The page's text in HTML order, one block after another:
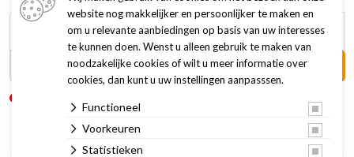
16,95
14,41
In winkelwagen +
website nog makkelijker en persoonlijker te maken en
om u relevante aanbiedingen op basis van uw interesses
te kunnen doen. Wenst u alleen gebruik te maken van
noodzakelijke cookies of wilt u meer informatie over
cookies, dan kunt u uw instellingen aanpasssen.
Functioneel
Voorkeuren
Statistieken